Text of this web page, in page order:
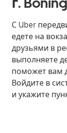
С Uber
едете на
друзьями в
выполняете
поможет вам
Войдите в
и укажите